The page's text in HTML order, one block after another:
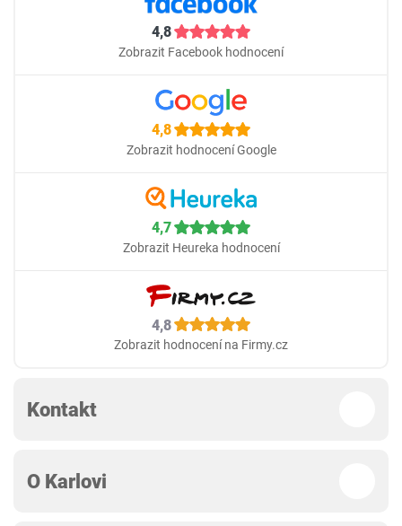
4,8
Zobrazit Facebook hodnocení
4,8
Zobrazit hodnocení Google
4,7
Zobrazit Heureka hodnocení
4,8
Zobrazit hodnocení na Firmy.cz
Kontakt
O Karlovi